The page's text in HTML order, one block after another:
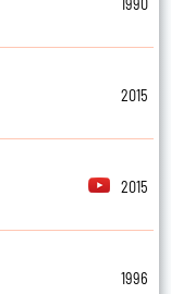
2015
2015
1996